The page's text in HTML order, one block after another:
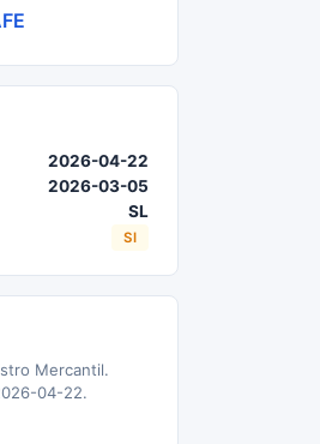
2026-04-22
2026-03-05
SL
SI
Mercantil.
04-22.